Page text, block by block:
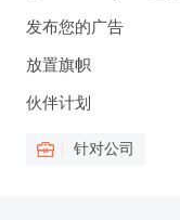
发布您的广告
放置旗帜
伙伴计划
针对公司